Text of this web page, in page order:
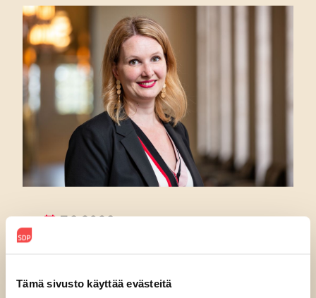
Tämä sivusto käyttää evästeitä
7.8.2026
SDP:n Piritta Rantanen:
Sikaruton torjunnassa